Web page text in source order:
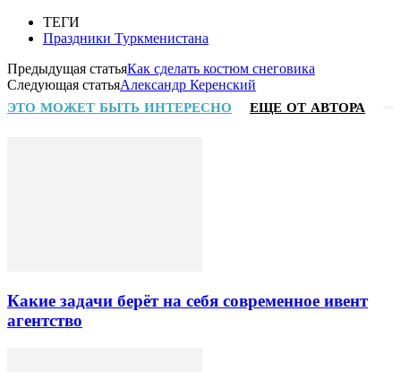
ТЕГИ
Праздники Туркменистана
Предыдущая статьяКак сделать костюм снеговика
Следующая статьяАлександр Керенский
ЭТО МОЖЕТ БЫТЬ ИНТЕРЕСНО ЕЩЕ ОТ АВТОРА
Какие задачи берёт на себя современное ивент
агентство